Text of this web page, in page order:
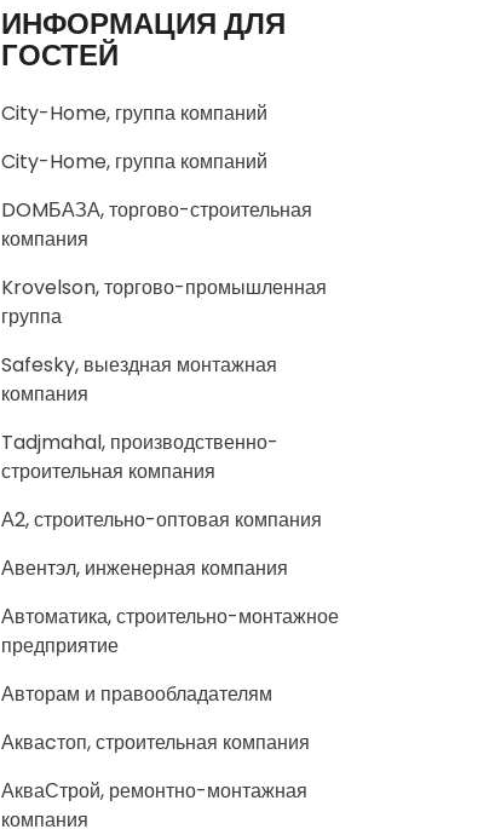
ИНФОРМАЦИЯ ДЛЯ
ГОСТЕЙ
City-Home, группа компаний
City-Home, группа компаний
DOMБАЗА, торгово-строительная
компания
Krovelson, торгово-промышленная
группа
Safesky, выездная монтажная
компания
Tadjmahal, производственно-
строительная компания
А2, строительно-оптовая компания
Авентэл, инженерная компания
Автоматика, строительно-монтажное
предприятие
Авторам и правообладателям
Акваcтоп, строительная компания
АкваСтрой, ремонтно-монтажная
компания